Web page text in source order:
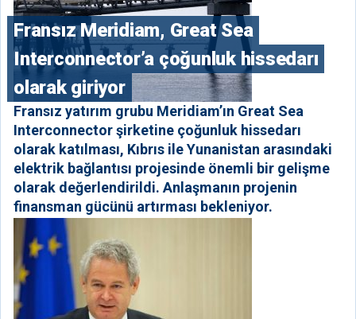
Fransız Meridiam, Great Sea
Interconnector’a çoğunluk hissedarı
olarak giriyor
Fransız yatırım grubu Meridiam’ın Great Sea
Interconnector şirketine çoğunluk hissedarı
olarak katılması, Kıbrıs ile Yunanistan arasındaki
elektrik bağlantısı projesinde önemli bir gelişme
olarak değerlendirildi. Anlaşmanın projenin
finansman gücünü artırması bekleniyor.